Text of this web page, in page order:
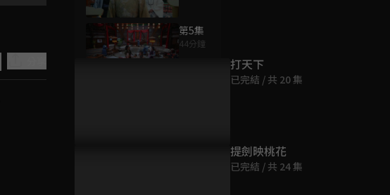
第5集
44分鐘
為您推薦
打天下
已完結 / 共 20 集
提劍映桃花
已完結 / 共 24 集